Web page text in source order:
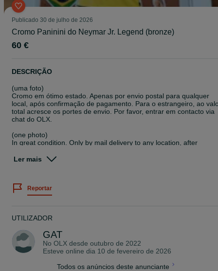
Publicado 30 de julho de 2026
Cromo Paninini do Neymar Jr. Legend (bronze)
60 €
DESCRIÇÃO
(uma foto)
Cromo em ótimo estado. Apenas por envio postal para qualquer
local, após confirmação de pagamento. Para o estrangeiro, ao
total acresce os portes de envio. Por favor, entrar em contacto via
chat do OLX.
(one photo)
In great condition. Only by mail delivery to any location, after
costs. Please contact via OLX chat.
endroit, après confirmation du paiement. Pour l'étranger, à la
totale s'ajoutent les frais d'expédition. Veuillez nous contacter via le
Ler mais
Reportar
UTILIZADOR
GAT
No OLX desde outubro de 2022
Esteve online dia 10 de fevereiro de 2026
Todos os anúncios deste anunciante